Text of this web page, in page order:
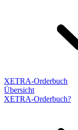
XETRA-Orderbuch
Übersicht
XETRA-Orderbuch?